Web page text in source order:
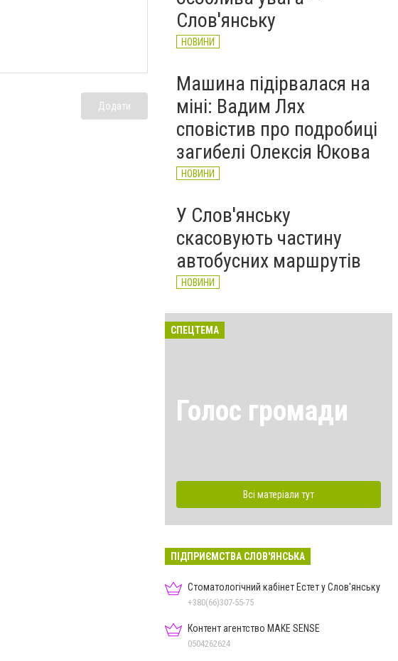
Додати
Слов'янську
НОВИНИ
Машина підірвалася на
міні: Вадим Лях
сповістив про подробиці
загибелі Олексія Юкова
НОВИНИ
У Слов'янську
скасовують частину
автобусних маршрутів
НОВИНИ
СПЕЦТЕМА
Голос громади
Всі матеріали тут
ПІДПРИЄМСТВА СЛОВ'ЯНСЬКА
Стоматологічний кабінет Естет у Слов'янську
+380(66)307-55-75
Контент агентство MAKE SENSE
0504262624